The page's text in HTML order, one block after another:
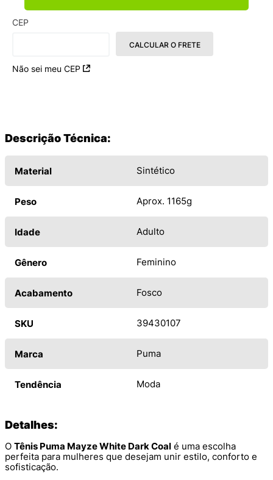
CEP
Não sei meu CEP
CALCULAR O FRETE
Descrição Técnica:
Material Sintético
Peso Aprox. 1165g
Idade Adulto
Gênero Feminino
Acabamento Fosco
SKU 39430107
Marca Puma
Tendência Moda
Detalhes:
O Tênis Puma Mayze White Dark Coal é uma escolha
perfeita para mulheres que desejam unir estilo, conforto e
sofisticação.